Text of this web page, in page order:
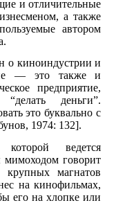
и отличительные
а также
автором
о киноиндустрии и
— это также и
предприятие,
деньги”.
это буквально с
1974: 132].
ведется
мимоходом говорит
магнатов
на кинофильмах,
его на хлопке или